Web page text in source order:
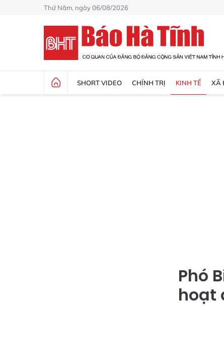
Thứ Năm, ngày 06/08/2026
SHORT VIDEO CHÍNH TRỊ KINH TẾ XÃ
Phó
hoạt